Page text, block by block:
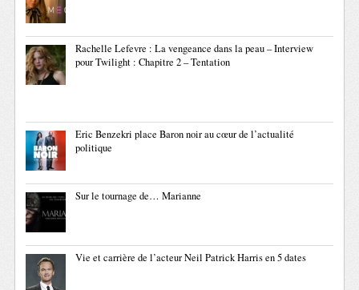
Rachelle Lefevre : La vengeance dans la peau – Interview
pour Twilight : Chapitre 2 – Tentation
Eric Benzekri place Baron noir au cœur de l’actualité
politique
Sur le tournage de… Marianne
Vie et carrière de l’acteur Neil Patrick Harris en 5 dates